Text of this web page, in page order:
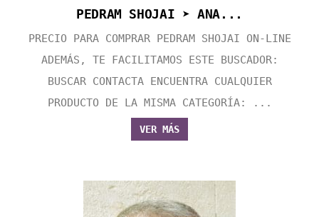
PEDRAM SHOJAI ➤ ANA...
PRECIO PARA COMPRAR PEDRAM SHOJAI ON-LINE
ADEMÁS, TE FACILITAMOS ESTE BUSCADOR:
BUSCAR CONTACTA ENCUENTRA CUALQUIER
PRODUCTO DE LA MISMA CATEGORÍA: ...
VER MÁS